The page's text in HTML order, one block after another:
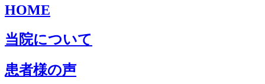
HOME
当院について
患者様の声